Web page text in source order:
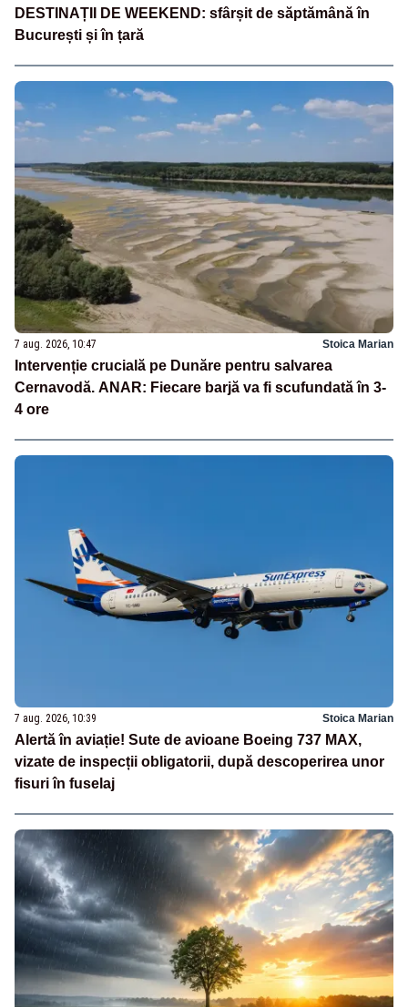
DESTINAȚII DE WEEKEND: sfârșit de săptămână în
București și în țară
7 aug. 2026, 10:47 Stoica Marian
Intervenție crucială pe Dunăre pentru salvarea
Cernavodă. ANAR: Fiecare barjă va fi scufundată în 3-
4 ore
7 aug. 2026, 10:39 Stoica Marian
Alertă în aviație! Sute de avioane Boeing 737 MAX,
vizate de inspecții obligatorii, după descoperirea unor
fisuri în fuselaj